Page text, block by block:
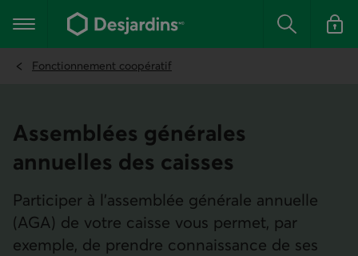
contenu
Menu principal Rechercher
Se
Fonctionnement coopératif
Assemblées générales
annuelles des caisses
Participer à l’assemblée générale annuelle
(AGA) de votre caisse vous permet, par
exemple, de prendre connaissance de ses